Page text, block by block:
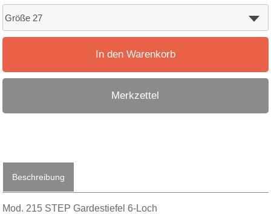
In den Warenkorb
Merkzettel
Beschreibung
Mod. 215 STEP Gardestiefel 6-Loch